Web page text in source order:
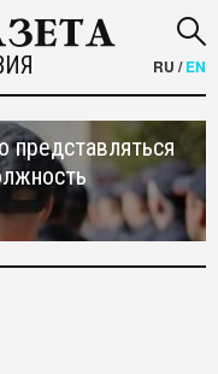
RU /EN
представляться